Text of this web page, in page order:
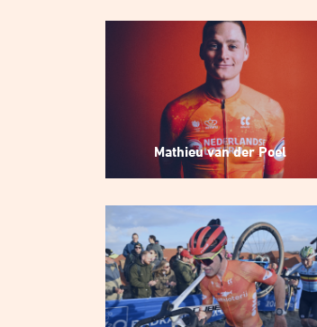
Mathieu van der Poel